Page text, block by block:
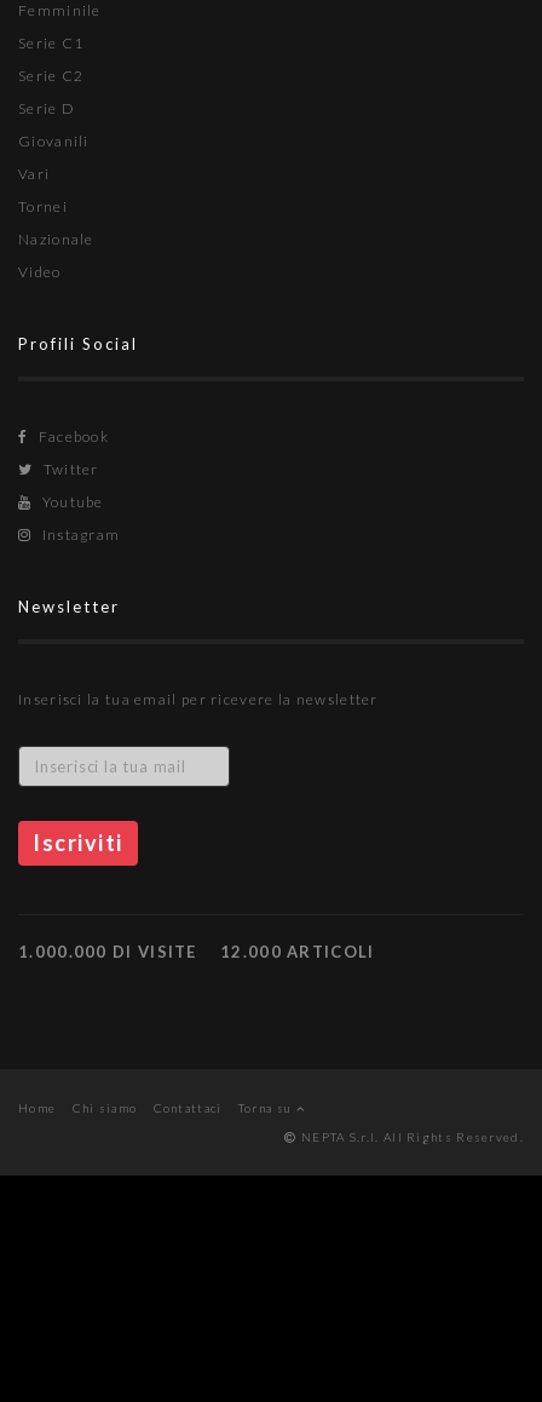
Femminile
Serie C1
Serie C2
Serie D
Giovanili
Vari
Tornei
Nazionale
Video
Profili Social
Facebook
Twitter
Youtube
Instagram
Newsletter
Inserisci la tua email per ricevere la newsletter
1.000.000 DI VISITE 12.000 ARTICOLI
Home Chi siamo Contattaci
Torna su
NEPTA S.r.l. All Rights Reserved.